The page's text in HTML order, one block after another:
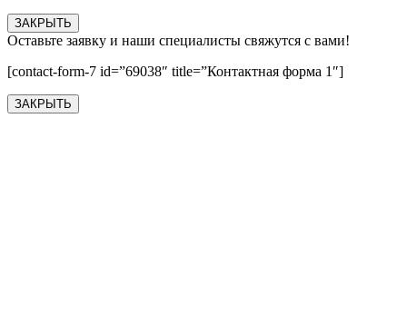
ЗАКРЫТЬ
Оставьте заявку и наши специалисты свяжутся с вами!
[contact-form-7 id=”69038″ title=”Контактная форма 1″]
ЗАКРЫТЬ